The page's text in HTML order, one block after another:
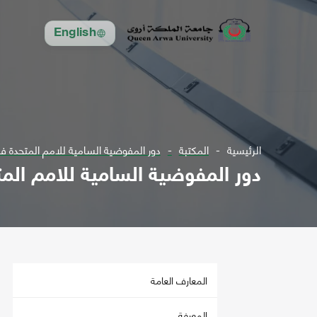
English
الرئيسية المكتبة دور المفوضية السامية للامم المتحدة
دور المفوضية السامية للامم
المعارف العامة